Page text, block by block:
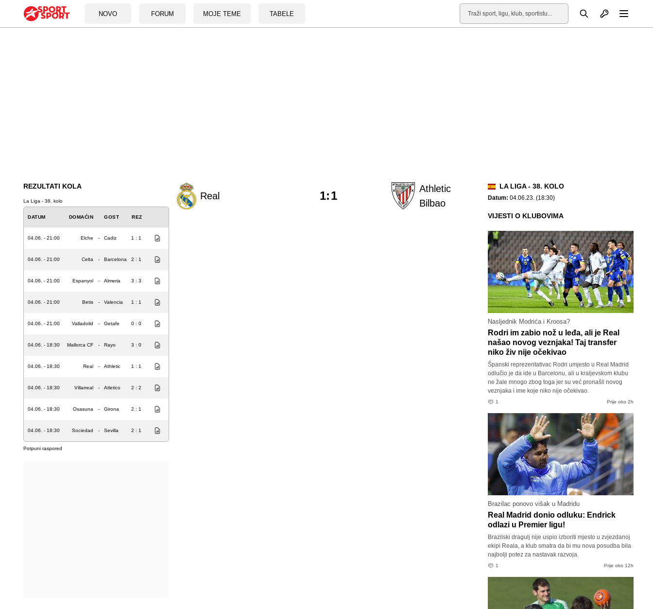
NOVO FORUM MOJE TEME TABELE
Pretraga Otvori profil
REZULTATI KOLA
La Liga - 38. kolo
DATUM DOMAĆIN GOST REZ
04.06. - 21:00 Elche - Cadiz 1 : 1
04.06. - 21:00 Celta - Barcelona 2 : 1
04.06. - 21:00 Espanyol - Almeria 3 : 3
04.06. - 21:00 Betis - Valencia 1 : 1
04.06. - 21:00 Valladolid - Getafe 0 : 0
04.06. - 18:30 Mallorca CF - Rayo 3 : 0
04.06. - 18:30 Real - Athletic 1 : 1
04.06. - 18:30 Villarreal - Atletico 2 : 2
04.06. - 18:30 Osasuna - Girona 2 : 1
04.06. - 18:30 Sociedad - Sevilla 2 : 1
Potpuni raspored
Real
Athletic
Bilbao
1:1
LA LIGA - 38. KOLO
Datum: 04.06.23. (18:30)
VIJESTI O KLUBOVIMA
Nasljednik Modrića i Kroosa?
Rodri im zabio nož u leđa, ali je Real
našao novog veznjaka! Taj transfer
niko živ nije očekivao
Španski reprezentativac Rodri umjesto u Real Madrid
odlučio je da ide u Barcelonu, ali u kraljevskom klubu
ne žale mnogo zbog toga jer su već pronašli novog
veznjaka i ime koje niko nije očekivao.
1 Prije oko 2h
Brazilac ponovo višak u Madridu
Real Madrid donio odluku: Endrick
odlazi u Premier ligu!
Brazilski dragulj nije uspio izboriti mjesto u zvjezdanoj
ekipi Reala, a klub smatra da bi mu nova posudba bila
najbolji potez za nastavak razvoja.
1 Prije oko 12h